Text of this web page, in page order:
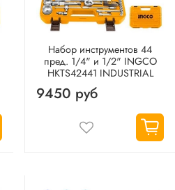
Набор инструментов 44
пред. 1/4" и 1/2" INGCO
HKTS42441 INDUSTRIAL
9450 руб